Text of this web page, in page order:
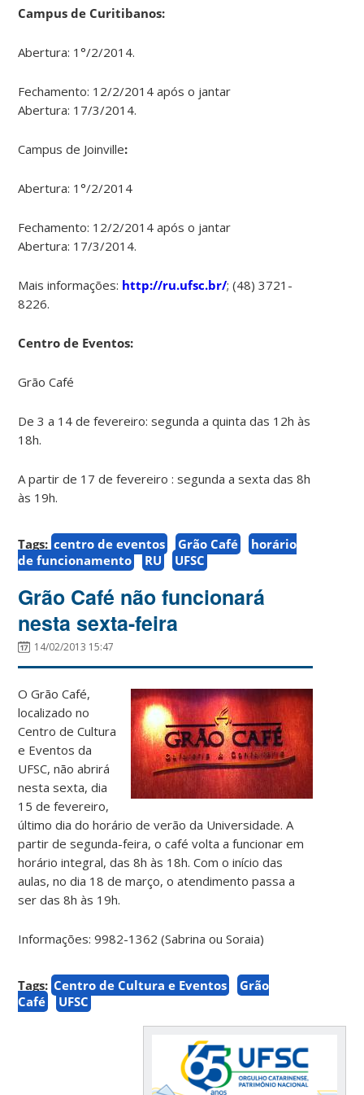
Campus de Curitibanos:
Abertura: 1°/2/2014.
Fechamento: 12/2/2014 após o jantar
Abertura: 17/3/2014.
Campus de Joinville:
Abertura: 1°/2/2014
Fechamento: 12/2/2014 após o jantar
Abertura: 17/3/2014.
Mais informações: http://ru.ufsc.br/; (48) 3721-
8226.
Centro de Eventos:
Grão Café
De 3 a 14 de fevereiro: segunda a quinta das 12h às
18h.
A partir de 17 de fevereiro : segunda a sexta das 8h
às 19h.
Tags: centro de eventos Grão Café
horário
de funcionamento
RU UFSC
Grão Café não funcionará
nesta sexta-feira
14/02/2013 15:47
O Grão Café,
localizado no
Centro de Cultura
e Eventos da
UFSC, não abrirá
nesta sexta, dia
15 de fevereiro,
último dia do horário de verão da Universidade. A
partir de segunda-feira, o café volta a funcionar em
horário integral, das 8h às 18h. Com o início das
aulas, no dia 18 de março, o atendimento passa a
ser das 8h às 19h.
Informações: 9982-1362 (Sabrina ou Soraia)
Tags: Centro de Cultura e Eventos
Grão
Café
UFSC